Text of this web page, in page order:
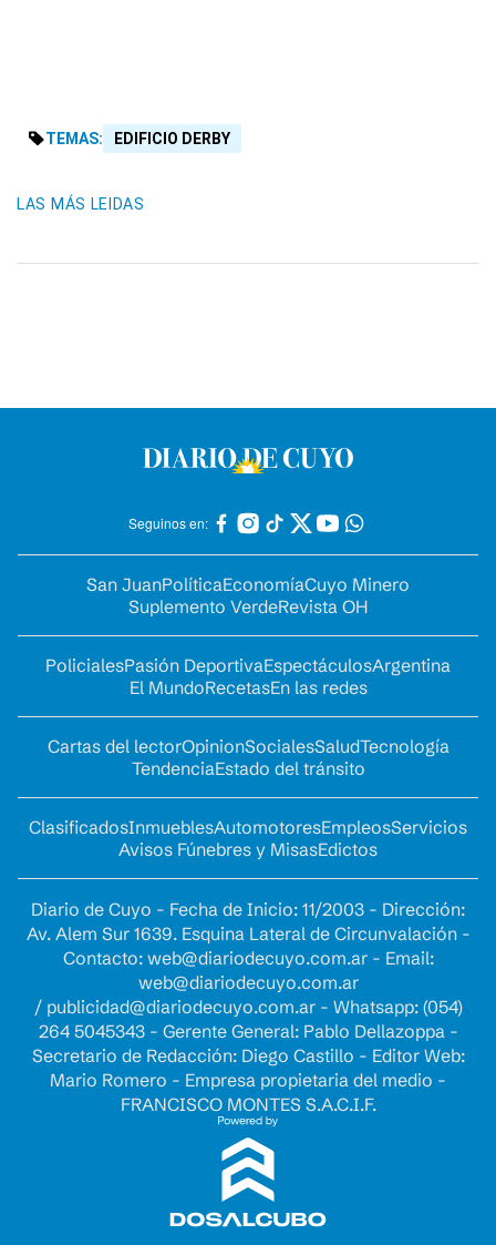
TEMAS: EDIFICIO DERBY
LAS MÁS LEIDAS
Seguinos en:
San JuanPolíticaEconomíaCuyo Minero
Suplemento VerdeRevista OH
PolicialesPasión DeportivaEspectáculosArgentina
El MundoRecetasEn las redes
Cartas del lectorOpinionSocialesSaludTecnología
TendenciaEstado del tránsito
ClasificadosInmueblesAutomotoresEmpleosServicios
Avisos Fúnebres y MisasEdictos
Diario de Cuyo - Fecha de Inicio: 11/2003 - Dirección:
Av. Alem Sur 1639. Esquina Lateral de Circunvalación -
Contacto: web@diariodecuyo.com.ar- Email:
web@diariodecuyo.com.ar
/ publicidad@diariodecuyo.com.ar- Whatsapp: (054)
264 5045343 - Gerente General: Pablo Dellazoppa -
Secretario de Redacción: Diego Castillo - Editor Web:
Mario Romero - Empresa propietaria del medio -
FRANCISCO MONTES S.A.C.I.F.